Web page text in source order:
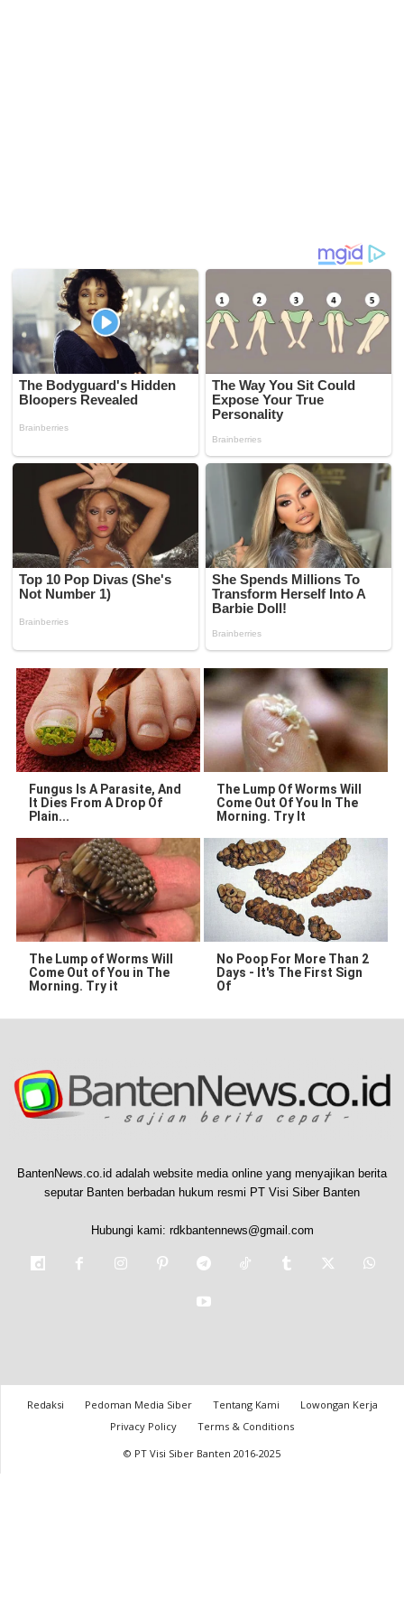
Fungus Is A Parasite, And
It Dies From A Drop Of
Plain...
The Lump Of Worms Will
Come Out Of You In The
Morning. Try It
The Lump of Worms Will
Come Out of You in The
Morning. Try it
No Poop For More Than 2
Days - It's The First Sign
Of
BantenNews.co.id adalah website media online yang menyajikan berita
seputar Banten berbadan hukum resmi PT Visi Siber Banten
Hubungi kami: rdkbantennews@gmail.com
Redaksi Pedoman Media Siber Tentang Kami
Lowongan Kerja
Privacy Policy
Terms & Conditions
© PT Visi Siber Banten 2016-2025